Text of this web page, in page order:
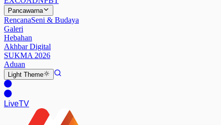
Pancawarna
RencanaSeni & Budaya
Galeri
Hebahan
Akhbar Digital
SUKMA 2026
Aduan
Light Theme
LiveTV